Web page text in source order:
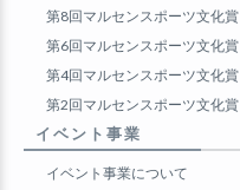
第8回マルセンスポーツ文化賞
第6回マルセンスポーツ文化賞
第4回マルセンスポーツ文化賞
第2回マルセンスポーツ文化賞
イベント事業
イベント事業について